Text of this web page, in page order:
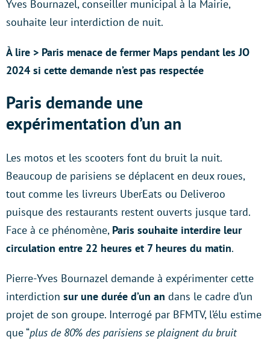
Yves Bournazel, conseiller municipal à la Mairie,
souhaite leur interdiction de nuit.
À lire > Paris menace de fermer Maps pendant les JO
2024 si cette demande n’est pas respectée
Paris demande une
expérimentation d’un an
Les motos et les scooters font du bruit la nuit.
Beaucoup de parisiens se déplacent en deux roues,
tout comme les livreurs UberEats ou Deliveroo
puisque des restaurants restent ouverts jusque tard.
Face à ce phénomène, Paris souhaite interdire leur
circulation entre 22 heures et 7 heures du matin.
Pierre-Yves Bournazel demande à expérimenter cette
interdiction sur une durée d’un an dans le cadre d’un
projet de son groupe. Interrogé par BFMTV, l’élu estime
que “plus de 80% des parisiens se plaignent du bruit